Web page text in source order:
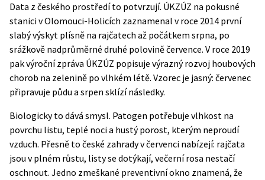
Data z českého prostředí to potvrzují. ÚKZÚZ na pokusné
stanici v Olomouci-Holicích zaznamenal v roce 2014 první
slabý výskyt plísně na rajčatech až počátkem srpna, po
srážkově nadprůměrné druhé polovině července. V roce 2019
pakvýroční zpráva ÚKZÚZ popisuje výrazný rozvoj houbových
chorob na zelenině po vlhkém létě. Vzorec je jasný: červenec
připravuje půdu a srpen sklízí následky.
Biologicky to dává smysl. Patogen potřebuje vlhkost na
povrchu listu, teplé noci a hustý porost, kterým neproudí
vzduch. Přesně to české zahrady v červenci nabízejí: rajčata
jsou v plném růstu, listy se dotýkají, večerní rosa nestačí
oschnout. Jedno zmeškané preventivní okno znamená, že